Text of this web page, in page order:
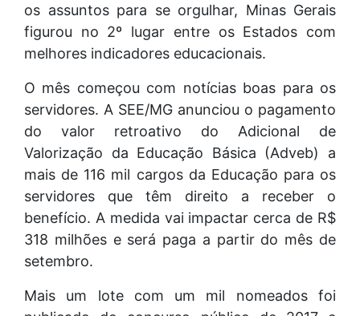
os assuntos para se orgulhar, Minas Gerais
figurou no 2º lugar entre os Estados com
melhores indicadores educacionais.
O mês começou com notícias boas para os
servidores. A SEE/MG anunciou o pagamento
do valor retroativo do Adicional de
Valorização da Educação Básica (Adveb) a
mais de 116 mil cargos da Educação para os
servidores que têm direito a receber o
benefício. A medida vai impactar cerca de R$
318 milhões e será paga a partir do mês de
setembro.
Mais um lote com um mil nomeados foi